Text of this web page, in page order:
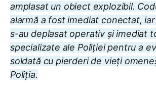
amplasat un obiect explozibil.
alarmă a fost imediat conectat,
s-au deplasat operativ și imediat
specializate ale Poliției pentru a
soldată cu pierderi de vieți
Poliția.